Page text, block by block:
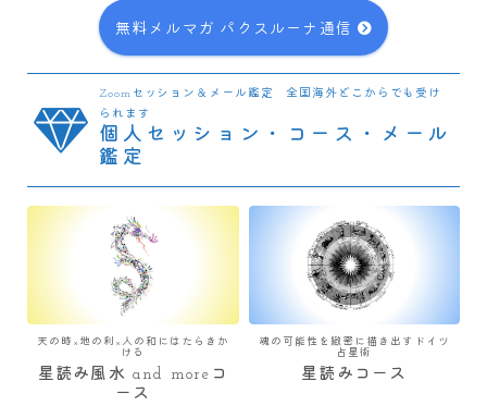
無料メルマガ パクスルーナ通信
Zoomセッション＆メール鑑定 全国海外どこからでも受け
られます
個人セッション・コース・メール
鑑定
天の時×地の利×人の和にはたらきか
ける
星読み風水 and moreコ
ース
魂の可能性を緻密に描き出すドイツ
占星術
星読みコース